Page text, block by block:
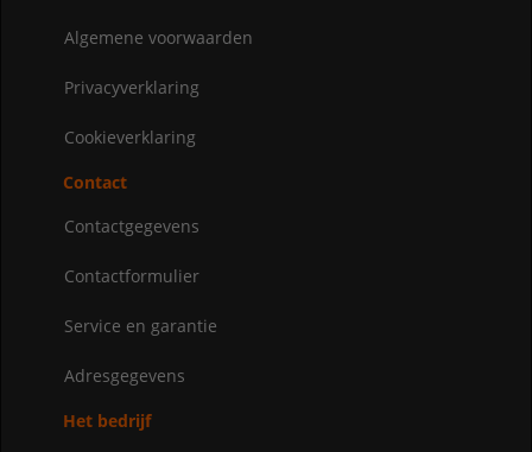
Algemene voorwaarden
Privacyverklaring
Cookieverklaring
Contact
Contactgegevens
Contactformulier
Service en garantie
Adresgegevens
Het bedrijf